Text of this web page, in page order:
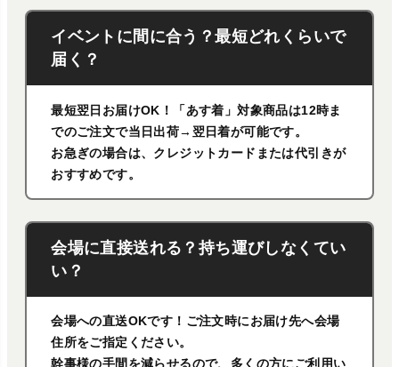
イベントに間に合う？最短どれくらいで
届く？
最短翌日お届けOK！「あす着」対象商品は12時ま
でのご注文で当日出荷→翌日着が可能です。
お急ぎの場合は、クレジットカードまたは代引きが
おすすめです。
会場に直接送れる？持ち運びしなくてい
い？
会場への直送OKです！ご注文時にお届け先へ会場
住所をご指定ください。
幹事様の手間を減らせるので、多くの方にご利用い